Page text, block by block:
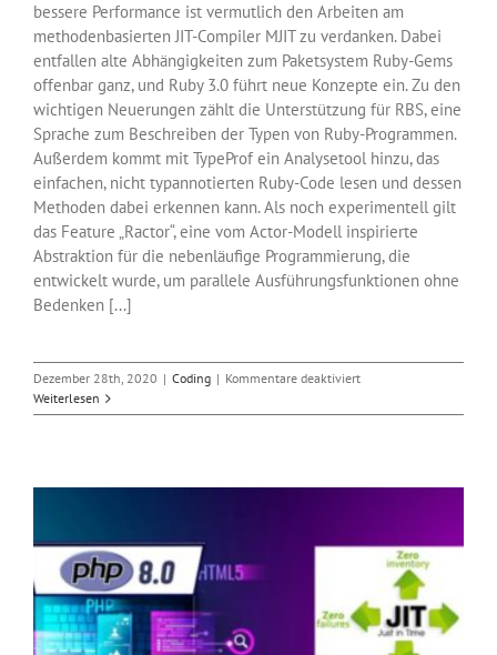
bessere Performance ist vermutlich den Arbeiten am
methodenbasierten JIT-Compiler MJIT zu verdanken. Dabei
entfallen alte Abhängigkeiten zum Paketsystem Ruby-Gems
offenbar ganz, und Ruby 3.0 führt neue Konzepte ein. Zu den
wichtigen Neuerungen zählt die Unterstützung für RBS, eine
Sprache zum Beschreiben der Typen von Ruby-Programmen.
Außerdem kommt mit TypeProf ein Analysetool hinzu, das
einfachen, nicht typannotierten Ruby-Code lesen und dessen
Methoden dabei erkennen kann. Als noch experimentell gilt
das Feature „Ractor“, eine vom Actor-Modell inspirierte
Abstraktion für die nebenläufige Programmierung, die
entwickelt wurde, um parallele Ausführungsfunktionen ohne
Bedenken [...]
Dezember 28th, 2020 | Coding | Kommentare deaktiviertfür
3.0
Weiterlesen